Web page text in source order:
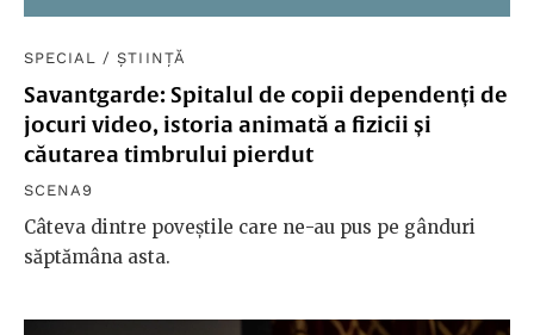
SPECIAL /ȘTIINȚĂ
Savantgarde: Spitalul de copii dependenți de
jocuri video, istoria animată a fizicii și
căutarea timbrului pierdut
SCENA9
Câteva dintre poveștile care ne-au pus pe gânduri
săptămâna asta.